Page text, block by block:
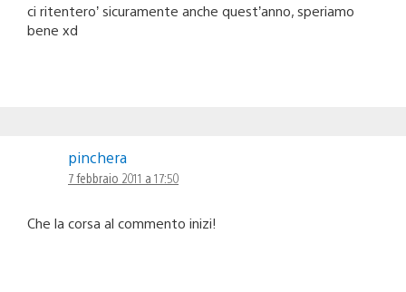
ci ritentero’ sicuramente anche quest’anno, speriamo
bene xd
pinchera
7 febbraio 2011 a 17:50
Che la corsa al commento inizi!